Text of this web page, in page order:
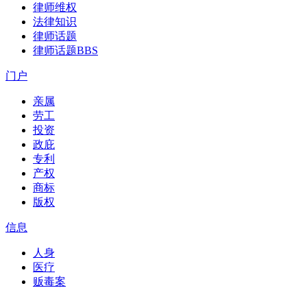
律师维权
法律知识
律师话题
律师话题BBS
门户
亲属
劳工
投资
政庇
专利
产权
商标
版权
信息
人身
医疗
贩毒案